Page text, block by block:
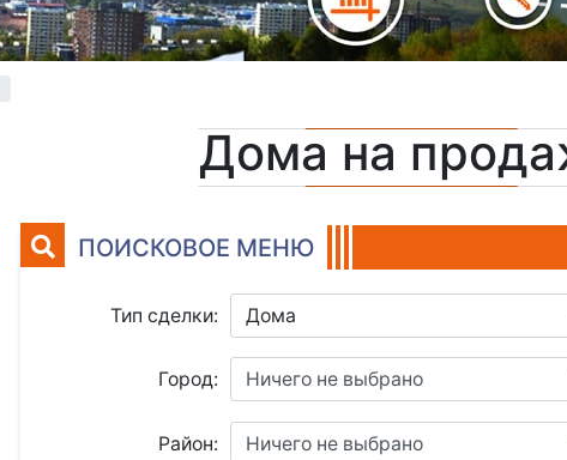
Дома на
ПОИСКОВОЕ МЕНЮ
Тип сделки: Дома
Город: Ничего не выбрано
Район: Ничего не выбрано